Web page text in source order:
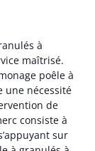
à
maîtrisé.
poêle à
une nécessité
de
consiste à
sur